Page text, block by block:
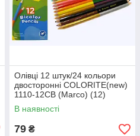
Олівці 12 штук/24 кольори
двосторонні COLORITE(new)
1110-12CB (Marco) (12)
В наявності
79 ₴